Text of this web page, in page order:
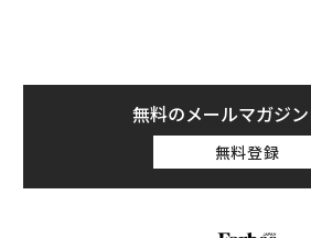
無料のメールマガジ
無料登録